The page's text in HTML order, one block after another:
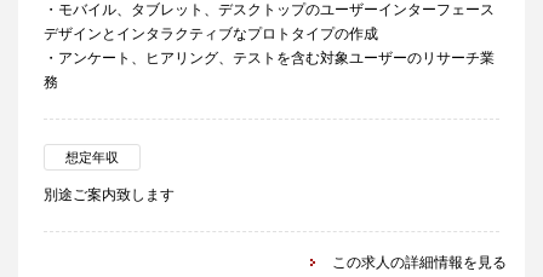
・モバイル、タブレット、デスクトップのユーザーインターフェース
デザインとインタラクティブなプロトタイプの作成
・アンケート、ヒアリング、テストを含む対象ユーザーのリサーチ業
務
想定年収
別途ご案内致します
この求人の詳細情報を見る